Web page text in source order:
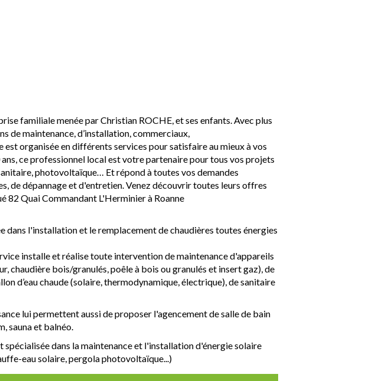
familiale menée par Christian ROCHE, et ses enfants. Avec plus
de maintenance, d’installation, commerciaux,
organisée en différents services pour satisfaire au mieux à vos
ce professionnel local est votre partenaire pour tous vos projets
photovoltaïque… Et répond à toutes vos demandes
de dépannage et d'entretien. Venez découvrir toutes leurs offres
82 Quai Commandant L'Herminier à Roanne
dans l'installation et le remplacement de chaudières toutes énergies
installe et réalise toute intervention de maintenance d'appareils
chaudière bois/granulés, poêle à bois ou granulés et insert gaz), de
d’eau chaude (solaire, thermodynamique, électrique), de sanitaire
lui permettent aussi de proposer l'agencement de salle de bain
sauna et balnéo.
spécialisée dans la maintenance et l'installation d'énergie solaire
eau solaire, pergola photovoltaïque...)